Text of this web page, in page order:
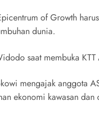
of Growth
dunia.
saat membuka
mengajak anggota
ekonomi kawasan dan